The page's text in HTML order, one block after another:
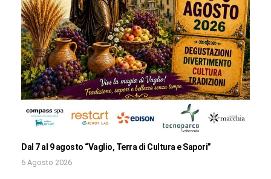
Dal 7 al 9 agosto “Vaglio, Terra di Cultura e Sapori”
6 Agosto 2026